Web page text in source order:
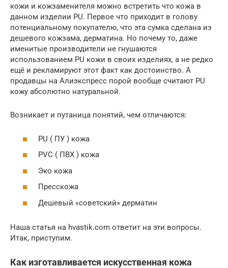
кожи и кожзаменителя можно встретить что кожа в
данном изделии PU. Первое что приходит в голову
потенциальному покупателю, что эта сумка сделана из
дешевого кожзама, дерматина. Но почему то, даже
именитые производители не гнушаются
использованием PU кожи в своих изделиях, а не редко
ещё и рекламируют этот факт как достоинство. А
продавцы на Алиэкспресс порой вообще считают PU
кожу абсолютно натуральной.
Возникает и путаница понятий, чем отличаются:
PU ( ПУ ) кожа
PVC ( ПВХ ) кожа
Эко кожа
Пресскожа
Дешевый «советский» дерматин
Наша статья на hvastik.com ответит на эти вопросы.
Итак, приступим.
Как изготавливается искусственная кожа